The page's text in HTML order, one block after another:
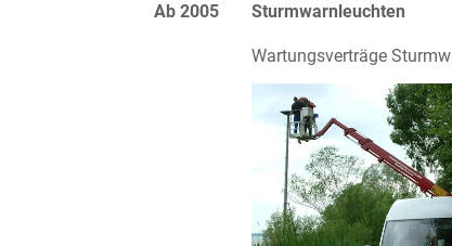
Ab 2005 Sturmwarnleuchten
Wartungsverträge